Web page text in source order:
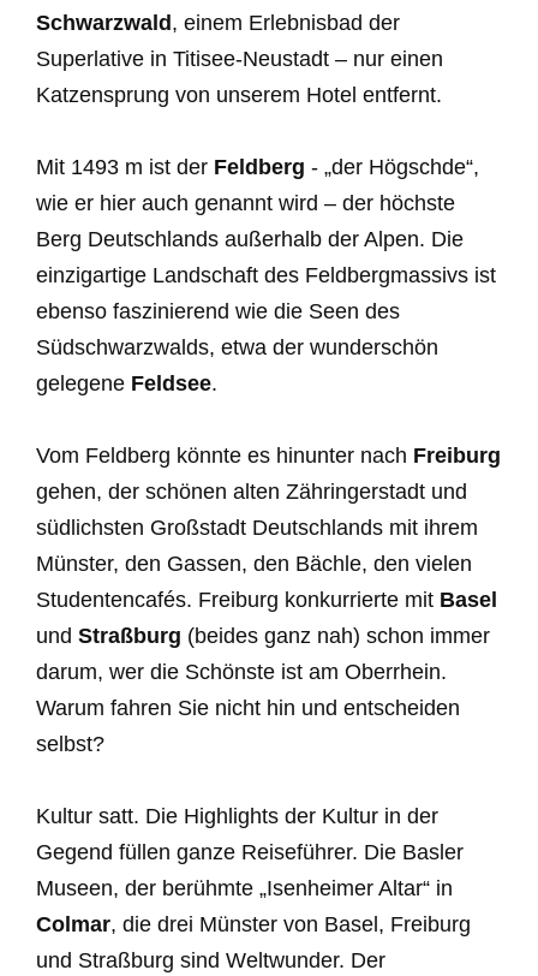
Schwarzwald , einem Erlebnisbad der
Superlative in Titisee-Neustadt – nur einen
Katzensprung von unserem Hotel entfernt.
Mit 1493 m ist der Feldberg - „der Högschde“,
wie er hier auch genannt wird – der höchste
Berg Deutschlands außerhalb der Alpen. Die
einzigartige Landschaft des Feldbergmassivs ist
ebenso faszinierend wie die Seen des
Südschwarzwalds, etwa der wunderschön
gelegene Feldsee.
Vom Feldberg könnte es hinunter nach Freiburg
gehen, der schönen alten Zähringerstadt und
südlichsten Großstadt Deutschlands mit ihrem
Münster, den Gassen, den Bächle, den vielen
Studentencafés. Freiburg konkurrierte mit Basel
und Straßburg (beides ganz nah) schon immer
darum, wer die Schönste ist am Oberrhein.
Warum fahren Sie nicht hin und entscheiden
selbst?
Kultur satt. Die Highlights der Kultur in der
Gegend füllen ganze Reiseführer. Die Basler
Museen, der berühmte „Isenheimer Altar“ in
Colmar, die drei Münster von Basel, Freiburg
und Straßburg sind Weltwunder. Der